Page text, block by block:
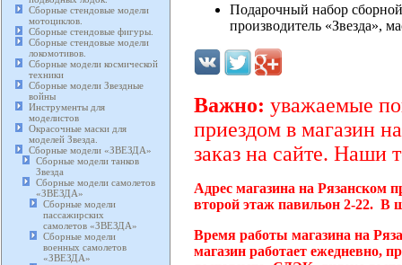
Сборные стендовые модели
мотоциклов.
Сборные стендовые фигуры.
Сборные стендовые модели
локомотивов.
Сборные модели космической
техники
Сборные модели Звездные
войны
Инструменты для
моделистов
Окрасочные маски для
моделей Звезда.
Сборные модели «ЗВЕЗДА»
Сборные модели танков
Звезда
Сборные модели самолетов
«ЗВЕЗДА»
Сборные модели
пассажирских
самолетов «ЗВЕЗДА»
Сборные модели
военных самолетов
«ЗВЕЗДА»
Подарочный набор
производитель «Звезда»,
Важно: уважаемые
приездом в магазин
заказ на сайте. Наши
Адрес магазина на Рязанском
второй этаж павильон 2-22. В
Время работы магазина на
магазин работает ежедневно,